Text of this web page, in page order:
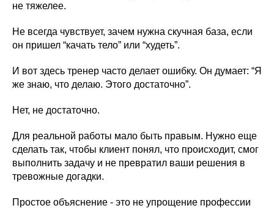
не тяжелее.
Не всегда чувствует, зачем нужна скучная база, если
он пришел “качать тело” или “худеть”.
И вот здесь тренер часто делает ошибку. Он думает: “Я
же знаю, что делаю. Этого достаточно”.
Нет, не достаточно.
Для реальной работы мало быть правым. Нужно еще
сделать так, чтобы клиент понял, что происходит, смог
выполнить задачу и не превратил ваши решения в
тревожные догадки.
Простое объяснение - это не упрощение профессии